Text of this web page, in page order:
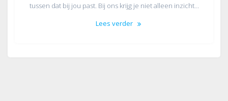
tussen dat bij jou past. Bij ons krijg je niet alleen inzicht…
Lees verder